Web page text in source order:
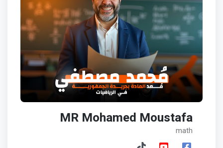
MR Mohamed Moustafa
math